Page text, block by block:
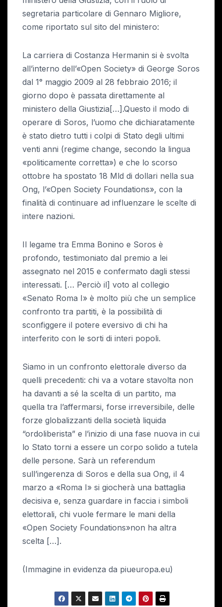
segretaria particolare di Gennaro Migliore,
come riportato sul sito del ministero:
La carriera di Costanza Hermanin si è svolta
all’interno dell’«Open Society» di George Soros
dal 1° maggio 2009 al 28 febbraio 2016; il
giorno dopo è passata direttamente al
ministero della Giustizia[…].Questo il modo di
operare di Soros, l’uomo che dichiaratamente
è stato dietro tutti i colpi di Stato degli ultimi
venti anni (regime change, secondo la lingua
«politicamente corretta») e che lo scorso
ottobre ha spostato 18 Mld di dollari nella sua
Ong, l’«Open Society Foundations», con la
finalità di continuare ad influenzare le scelte di
intere nazioni.
Il legame tra Emma Bonino e Soros è
profondo, testimoniato dal premio a lei
assegnato nel 2015 e confermato dagli stessi
interessati. [… Perciò il] voto al collegio
«Senato Roma I» è molto più che un semplice
confronto tra partiti, è la possibilità di
sconfiggere il potere eversivo di chi ha
interferito con le sorti di interi popoli.
Siamo in un confronto elettorale diverso da
quelli precedenti: chi va a votare stavolta non
ha davanti a sé la scelta di un partito, ma
quella tra l’affermarsi, forse irreversibile, delle
forze globalizzanti della società liquida
“ordoliberista” e l’inizio di una fase nuova in cui
lo Stato torni a essere un corpo solido a tutela
delle persone. Sarà un referendum
sull’ingerenza di Soros e della sua Ong, il 4
marzo a «Roma I» si giocherà una battaglia
decisiva e, senza guardare in faccia i simboli
elettorali, chi vuole fermare le mani della
«Open Society Foundations»non ha altra
scelta […].
(Immagine in evidenza da piueuropa.eu)